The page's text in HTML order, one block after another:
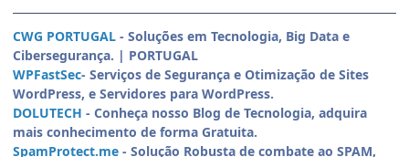
CWG PORTUGAL - Soluções em Tecnologia, Big Data e
Cibersegurança. | PORTUGAL
WPFastSec- Serviços de Segurança e Otimização de Sites
WordPress, e Servidores para WordPress.
DOLUTECH - Conheça nosso Blog de Tecnologia, adquira
mais conhecimento de forma Gratuita.
SpamProtect.me - Solução Robusta de combate ao SPAM,